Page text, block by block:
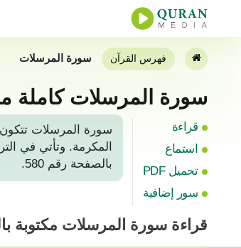
فهرس القرآن سورة المرسلات
سورة المرسلات كاملة
قراءة
استماع
تحميل PDF
سور إضافية
بالصفحة رقم 580.
قراءة سورة المرسلات مكتوبة